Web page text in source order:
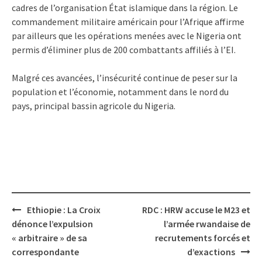
cadres de l’organisation État islamique dans la région. Le
commandement militaire américain pour l’Afrique affirme
par ailleurs que les opérations menées avec le Nigeria ont
permis d’éliminer plus de 200 combattants affiliés à l’EI.
Malgré ces avancées, l’insécurité continue de peser sur la
population et l’économie, notamment dans le nord du
pays, principal bassin agricole du Nigeria.
Post
navigation
Ethiopie : La Croix
dénonce l’expulsion
« arbitraire » de sa
correspondante
RDC : HRW accuse le M23 et
l’armée rwandaise de
recrutements forcés et
d’exactions